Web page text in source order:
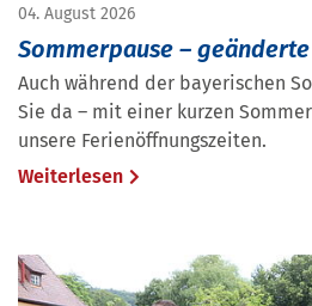
04. August 2026
Sommerpause –
Auch während der bayerischen
Sie da – mit einer kurzen
unsere Ferienöffnungszeiten.
Weiterlesen